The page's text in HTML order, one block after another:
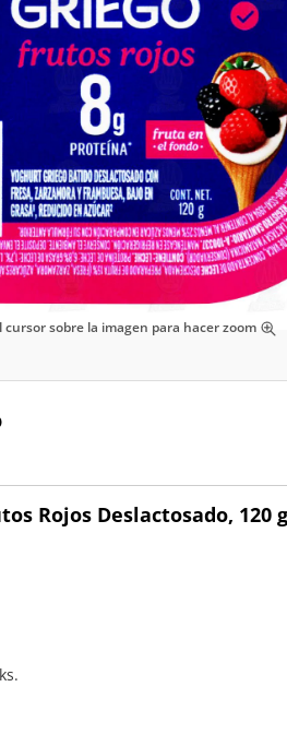
cursor sobre la imagen para hacer zoom
Rojos Deslactosado, 120